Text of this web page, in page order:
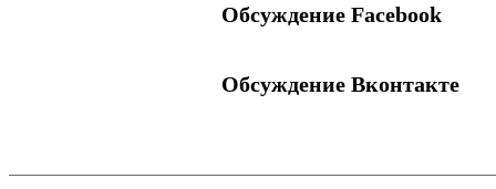
Обсуждение Facebook
Обсуждение Вконтакте